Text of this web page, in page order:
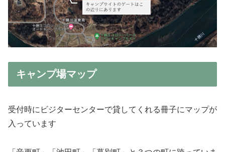
キャンプ場マップ
受付時にビジターセンターで貸してくれる冊子にマップが
入っています